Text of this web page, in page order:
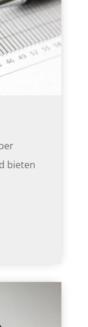
bieten